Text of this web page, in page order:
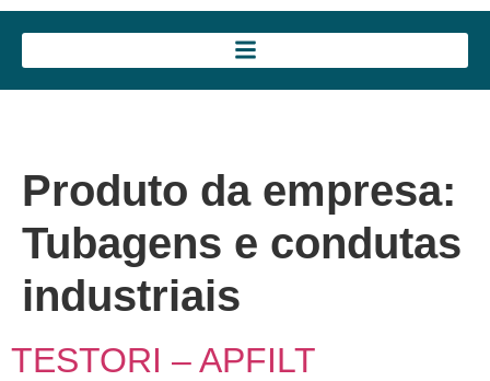
Produto da empresa:
Tubagens e condutas
industriais
TESTORI – APFILT